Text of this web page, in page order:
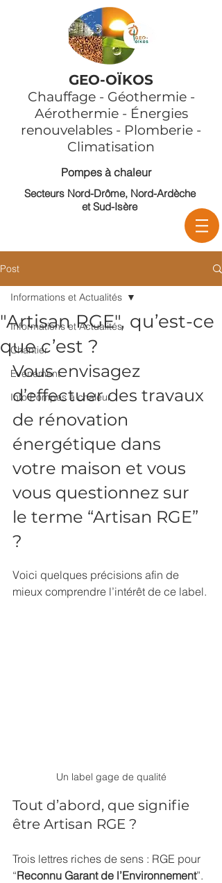
GEO-OÏKOS
Chauffage - Géothermie -
Aérothermie - Énergies
renouvelables - Plomberie -
Climatisation
Pompes à chaleur
Secteurs Nord-Drôme, Nord-Ardèche
et Sud-Isère
Post
Informations et Actualités
Chantier
Evénement
Info Pompes à chaleur
Informations et Actualités
"Artisan RGE", qu’est-ce
que c’est ?
Vous envisagez
d’effectuer des travaux
de rénovation
énergétique dans
votre maison et vous
vous questionnez sur
le terme “Artisan RGE”
?
Voici quelques précisions afin de
mieux comprendre l’intérêt de ce label.
Un label gage de qualité
Tout d’abord, que signifie
être Artisan RGE ?
Trois lettres riches de sens : RGE pour
“Reconnu Garant de l’Environnement”.